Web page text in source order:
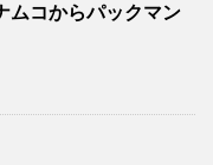
コからパックマン